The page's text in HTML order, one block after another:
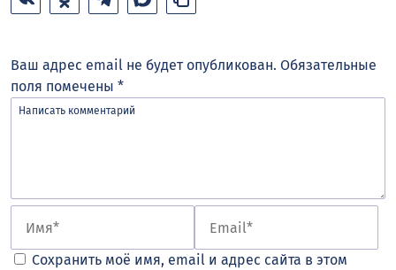
Ваш адрес email не будет опубликован. Обязательные
поля помечены *
Сохранить моё имя, email и адрес сайта в этом